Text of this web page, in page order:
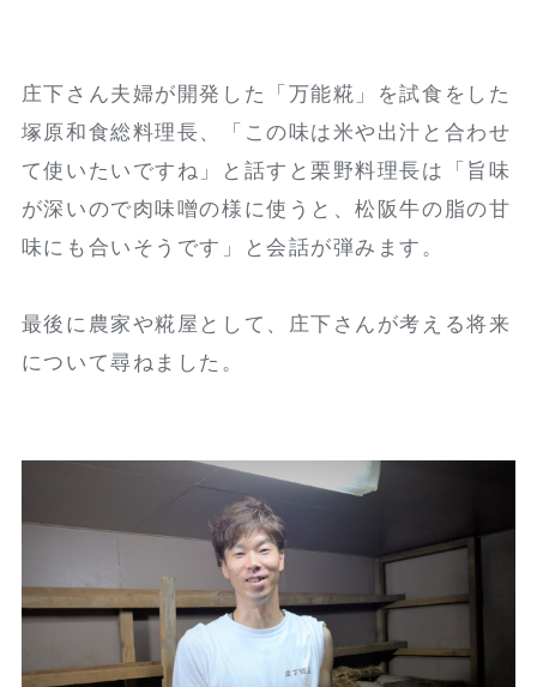
庄下さん夫婦が開発した「万能糀」を試食をした
塚原和食総料理長、「この味は米や出汁と合わせ
て使いたいですね」と話すと栗野料理長は「旨味
が深いので肉味噌の様に使うと、松阪牛の脂の甘
味にも合いそうです」と会話が弾みます。
最後に農家や糀屋として、庄下さんが考える将来
について尋ねました。